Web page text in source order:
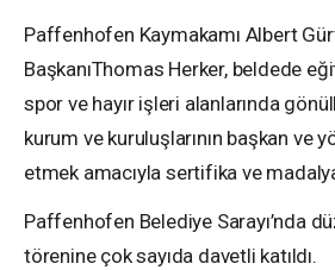
Paffenhofen Kaymakamı Albert
BaşkanıThomas Herker, beldede
spor ve hayır işleri alanlarında
kurum ve kuruluşlarının başkan ve
etmek amacıyla sertifika ve
Paffenhofen Belediye Sarayı’nda
törenine çok sayıda davetli katıldı.